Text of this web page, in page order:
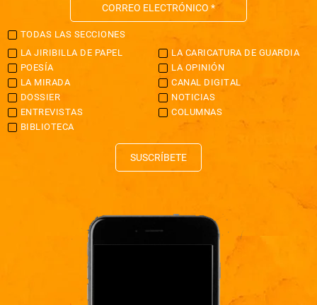
TODAS LAS SECCIONES
LA JIRIBILLA DE PAPEL
LA CARICATURA DE GUARDIA
POESÍA
LA OPINIÓN
LA MIRADA
CANAL DIGITAL
DOSSIER
NOTICIAS
ENTREVISTAS
COLUMNAS
BIBLIOTECA
SUSCRÍBETE